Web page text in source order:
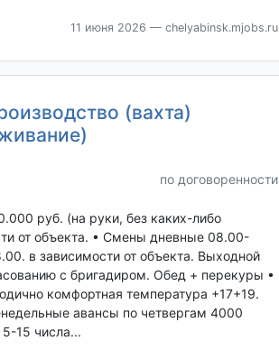
11 июня 2026 — chelyabinsk.mjobs.ru
(вахта)
по договоренности
руб. (на руки, без каких-либо
от объекта. • Смены дневные 08.00-
в зависимости от объекта. Выходной
с бригадиром. Обед + перекуры •
комфортная температура +17+19.
авансы по четвергам 4000
15 числа...